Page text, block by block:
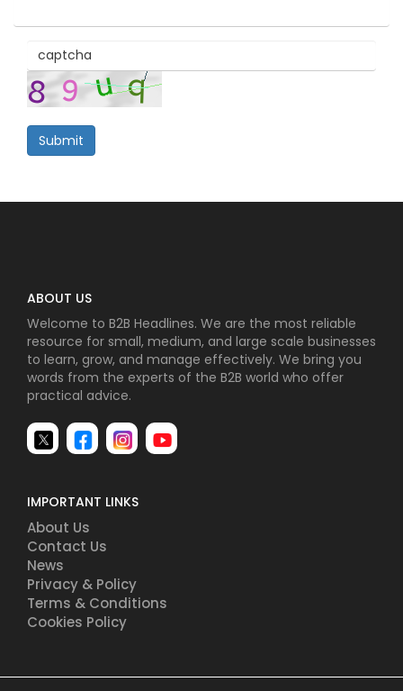
Submit
ABOUT US
Welcome to B2B Headlines. We are the most reliable
resource for small, medium, and large scale businesses
to learn, grow, and manage effectively. We bring you
words from the experts of the B2B world who offer
practical advice.
IMPORTANT LINKS
About Us
Contact Us
News
Privacy & Policy
Terms & Conditions
Cookies Policy